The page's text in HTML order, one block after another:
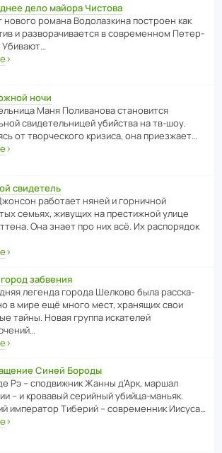
дело майора Чистова
романа Водо­ла­з­кина пост­роен как
и разво­ра­чи­ва­ется в совре­менном Пете­р­
›
ночи
Маня Поли­ва­нова стано­вится
свиде­тель­ницей убийства на тв-шоу.
от твор­че­с­кого кризиса, она приезжает…
›
свидетель
рабо­тает няней и горни­чной
семьях, живущих на прес­ти­жной улице
Она знает про них всё. Их распо­рядок
›
забвения
легенда города Шелково была расска­
в мире ещё много мест, хранящих свои
тайны. Новая группа иска­телей
›
Синей Бороды
Рэ – спод­ви­жник Жанны д’Арк, маршал
– и кровавый серийный убийца-маньяк.
импе­ратор Тиберий – совре­менник Иисуса…
›